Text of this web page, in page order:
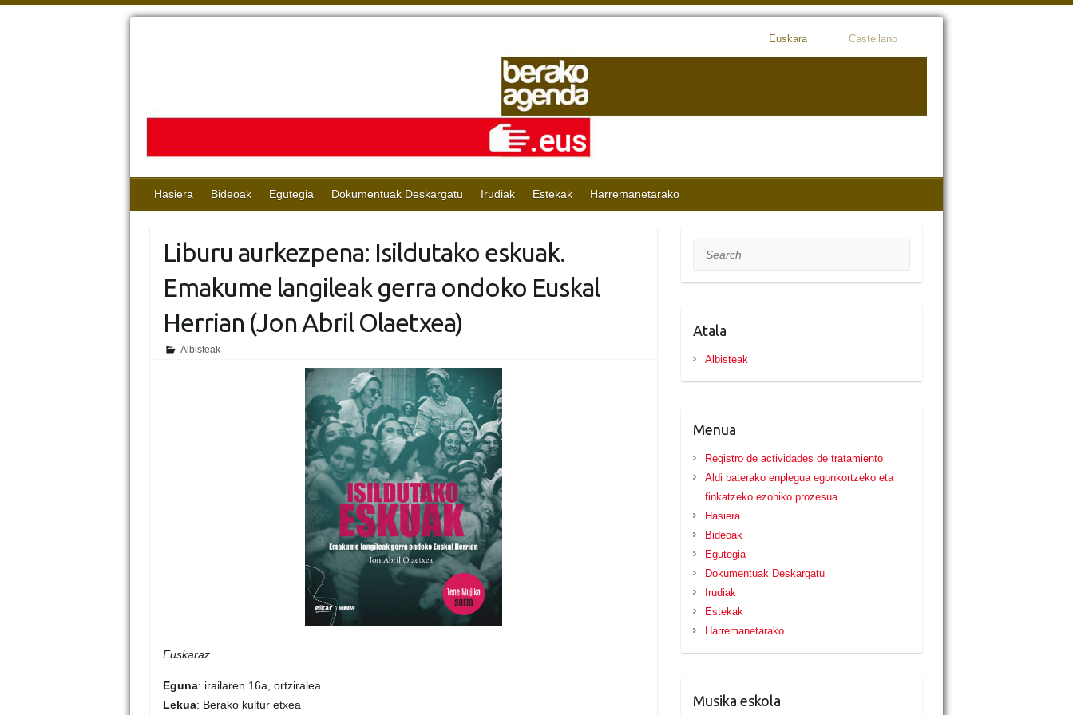
Euskara Castellano
Hasiera Bideoak Egutegia Dokumentuak Deskargatu Irudiak Estekak Harremanetarako
Liburu aurkezpena: Isildutako eskuak.
Emakume langileak gerra ondoko Euskal
Herrian (Jon Abril Olaetxea)
Albisteak
Euskaraz
Eguna: irailaren 16a, ortziralea
Lekua: Berako kultur etxea
Search
Atala
Albisteak
Menua
Registro de actividades de tratamiento
Aldi baterako enplegua egonkortzeko eta
finkatzeko ezohiko prozesua
Hasiera
Bideoak
Egutegia
Dokumentuak Deskargatu
Irudiak
Estekak
Harremanetarako
Musika eskola